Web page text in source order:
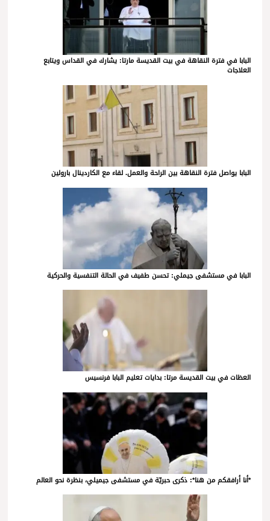
البابا في فترة النقاهة في بيت القديسة مارتا: يشارك في القداس ويتابع
العلاجات
البابا يواصل فترة النقاهة بين الراحة والعمل. لقاء مع الكاردينال بارولين
البابا في مستشفى جيملي: تحسن طفيف في الحالة التنفسية والحركية
العظات في بيت القديسة مرتا: بدايات تعليم البابا فرنسيس
*أنا أرافقكم من هنا*: ذكرى حبريّة في مستشفى جيميلي، بنظرة نحو العالم